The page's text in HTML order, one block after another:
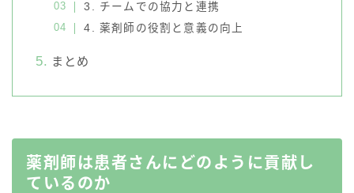
3. チームでの協力と連携
4. 薬剤師の役割と意義の向上
まとめ
薬剤師は患者さんにどのように貢献し
ているのか